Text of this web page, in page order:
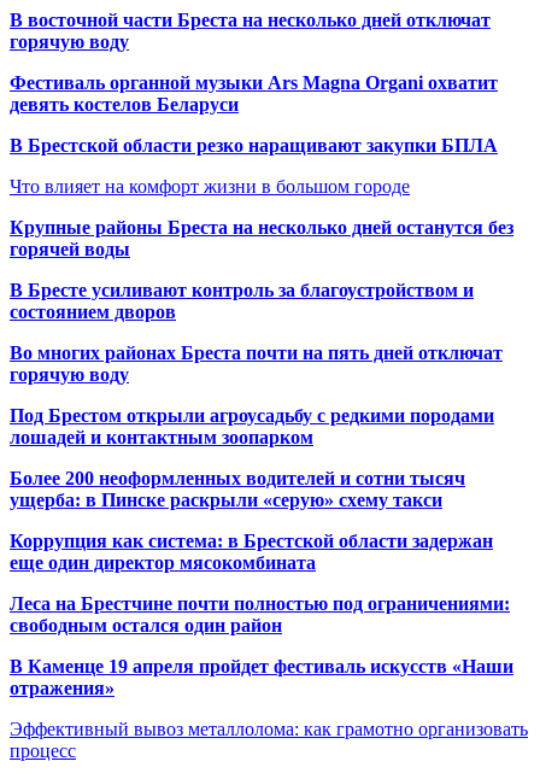
В восточной части Бреста на несколько дней отключат
горячую воду
Фестиваль органной музыки Ars Magna Organi охватит
девять костелов Беларуси
В Брестской области резко наращивают закупки БПЛА
Что влияет на комфорт жизни в большом городе
Крупные районы Бреста на несколько дней останутся без
горячей воды
В Бресте усиливают контроль за благоустройством и
состоянием дворов
Во многих районах Бреста почти на пять дней отключат
горячую воду
Под Брестом открыли агроусадьбу с редкими породами
лошадей и контактным зоопарком
Более 200 неоформленных водителей и сотни тысяч
ущерба: в Пинске раскрыли «серую» схему такси
Коррупция как система: в Брестской области задержан
еще один директор мясокомбината
Леса на Брестчине почти полностью под ограничениями:
свободным остался один район
В Каменце 19 апреля пройдет фестиваль искусств «Наши
отражения»
Эффективный вывоз металлолома: как грамотно организовать
процесс